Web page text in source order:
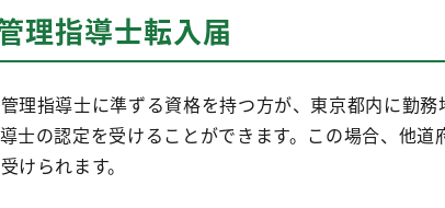
理指導士転入届
理指導士に準ずる資格を持つ方が、東京都内に勤
士の認定を受けることができます。この場合、他道
けられます。